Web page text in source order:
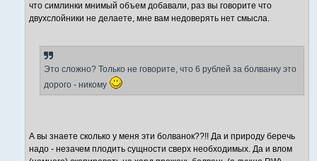
что симлинки мнимый объем добавали, раз вы говорите что
двухслойники не делаете, мне вам недоверять нет смысла.
Это сложно? Только не говорите, что 6 рублей за болванку это
дорого - никому
А вы знаете сколько у меня эти болванок??!! Да и природу беречь
надо - незачем плодить сущности сверх необходимых. Да и влом